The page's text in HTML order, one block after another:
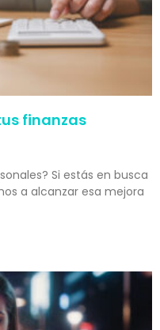
finanzas
Si estás en busca
a alcanzar esa mejora